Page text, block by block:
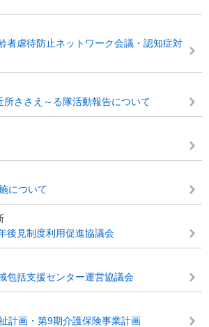
者虐待防止ネットワーク会議・認知症対
ささえ～る隊活動報告について
について
後見制度利用促進協議会
包括支援センター運営協議会
計画・第9期介護保険事業計画